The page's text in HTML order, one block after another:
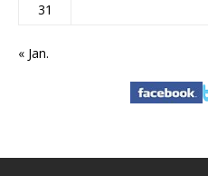
31
« Jan.